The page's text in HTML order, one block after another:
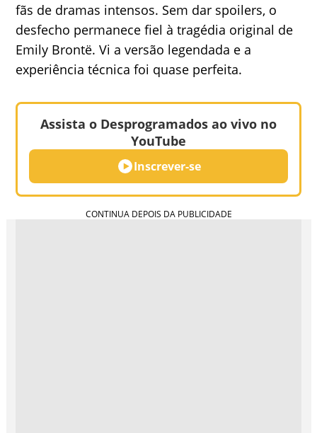
fãs de dramas intensos. Sem dar spoilers, o
desfecho permanece fiel à tragédia original de
Emily Brontë. Vi a versão legendada e a
experiência técnica foi quase perfeita.
Assista o Desprogramados ao vivo no
YouTube
Inscrever-se